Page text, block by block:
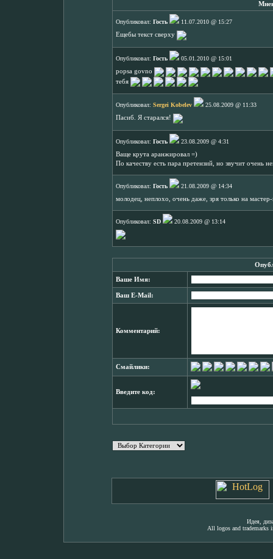
Опубликовал: Гость
11.07.2010 @ 15:27
Ещебы текст сверху
Опубликовал: Гость
05.01.2010 @ 15:01
popsa govno
тебя
Опубликовал: Sergei Kobelev
25.08.2009 @ 11:33
Пасиб. Я старался!
Опубликовал: Гость
23.08.2009 @ 4:31
Ваще крута аранжировал =)
По качеству есть пара претензий, но звучит очень
Опубликовал: Гость
21.08.2009 @ 14:34
молодец, неплохо, очень даже, зря только на
Опубликовал: SD 20.08.2009 @ 13:14
Ваше Имя:
Ваш E-Mail:
Комментарий:
Смайлики:
Введите код:
Идея,
All logos and trademarks